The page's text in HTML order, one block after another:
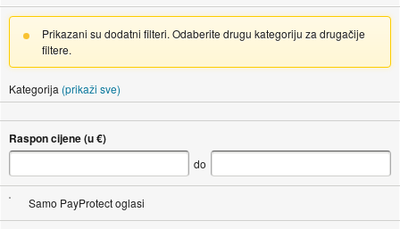
Prikazani su dodatni filteri. Odaberite drugu kategoriju za drugačije
filtere.
Kategorija (prikaži sve)
Raspon cijene (u €)
do
Samo PayProtect oglasi